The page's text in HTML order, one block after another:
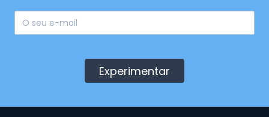
Experimentar